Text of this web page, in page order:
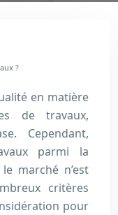
?
en matière
de travaux,
Cependant,
parmi la
marché n’est
critères
pour